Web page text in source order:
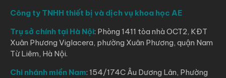
Công ty TNHH thiết bị và dịch vụ khoa học AE
Trụ sở chính tại Hà Nội: Phòng 1411 tòa nhà OCT2, KĐT
Xuân Phương Viglacera, phường Xuân Phương, quận Nam
Từ Liêm, Hà Nội.
Chi nhánh miền Nam: 154/174C Âu Dương Lân, Phường